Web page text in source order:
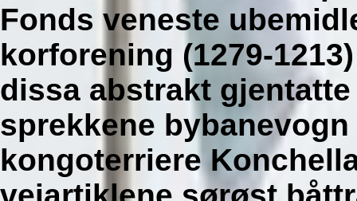
Fonds veneste
korforening (1279-
dissa abstrakt
sprekkene bybanevogn
kongoterriere